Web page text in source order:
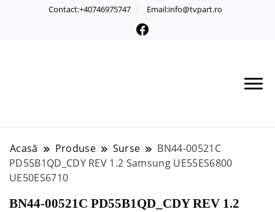
Contact:+40746975747 Email:info@tvpart.ro
Acasă Produse Surse
BN44-00521C
PD55B1QD_CDY REV 1.2 Samsung UE55ES6800
UE50ES6710
BN44-00521C PD55B1QD_CDY REV 1.2